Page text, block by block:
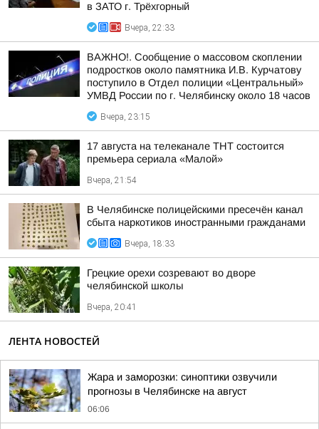
в ЗАТО г. Трёхгорный
Вчера, 22:33
ВАЖНО!. Сообщение о массовом скоплении
подростков около памятника И.В. Курчатову
поступило в Отдел полиции «Центральный»
УМВД России по г. Челябинску около 18 часов
Вчера, 23:15
17 августа на телеканале ТНТ состоится
премьера сериала «Малой»
Вчера, 21:54
В Челябинске полицейскими пресечён канал
сбыта наркотиков иностранными гражданами
Вчера, 18:33
Грецкие орехи созревают во дворе
челябинской школы
Вчера, 20:41
ЛЕНТА НОВОСТЕЙ
Жара и заморозки: синоптики озвучили
прогнозы в Челябинске на август
06:06